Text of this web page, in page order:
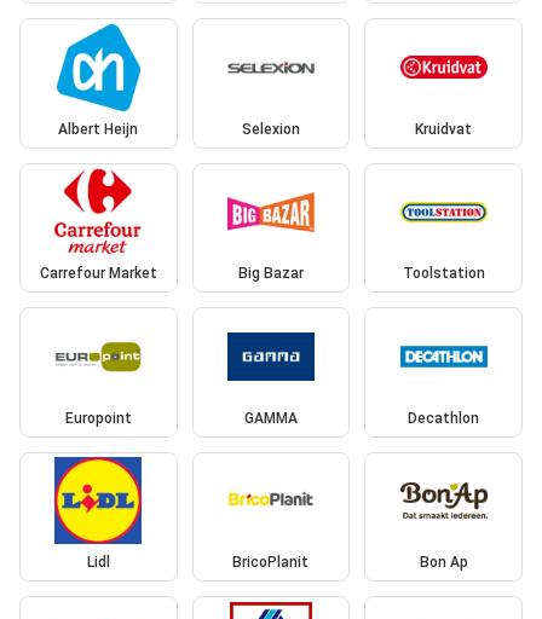
Albert Heijn Selexion Kruidvat
Carrefour Market Big Bazar Toolstation
Europoint GAMMA Decathlon
Lidl BricoPlanit Bon Ap